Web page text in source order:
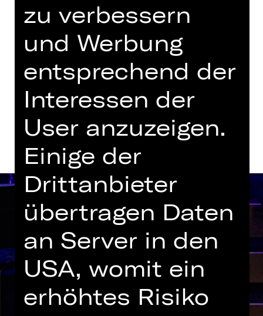
20.00 - 22.30 Uhr
Konzert
Termine und Besetzung
zu verbessern
und Werbung
entsprechend der
Interessen der
User anzuzeigen.
Einige der
Drittanbieter
übertragen Daten
an Server in den
USA, womit ein
erhöhtes Risiko